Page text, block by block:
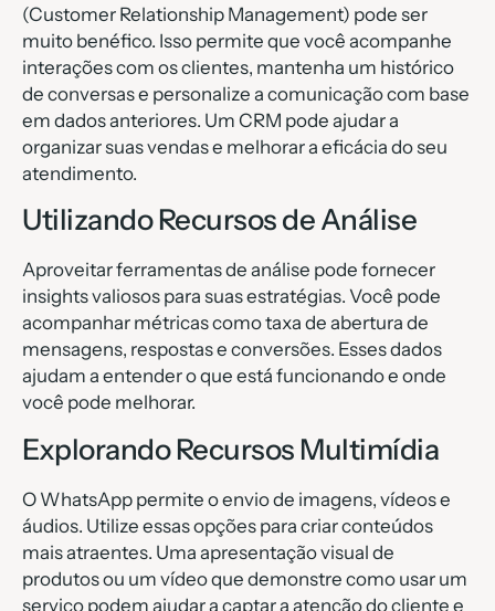
(Customer Relationship Management) pode ser
muito benéfico. Isso permite que você acompanhe
interações com os clientes, mantenha um histórico
de conversas e personalize a comunicação com base
em dados anteriores. Um CRM pode ajudar a
organizar suas vendas e melhorar a eficácia do seu
atendimento.
Utilizando Recursos de Análise
Aproveitar ferramentas de análise pode fornecer
insights valiosos para suas estratégias. Você pode
acompanhar métricas como taxa de abertura de
mensagens, respostas e conversões. Esses dados
ajudam a entender o que está funcionando e onde
você pode melhorar.
Explorando Recursos Multimídia
O WhatsApp permite o envio de imagens, vídeos e
áudios. Utilize essas opções para criar conteúdos
mais atraentes. Uma apresentação visual de
produtos ou um vídeo que demonstre como usar um
serviço podem ajudar a captar a atenção do cliente e